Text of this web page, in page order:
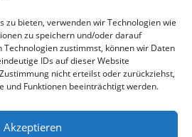
zu bieten, verwenden wir Technologien wie
zu speichern und/oder darauf
Technologien zustimmst, können wir Daten
IDs auf dieser Website
nicht erteilst oder zurückziehst,
und Funktionen beeinträchtigt werden.
Akzeptieren